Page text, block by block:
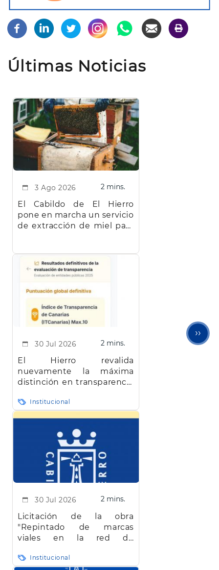
Últimas Noticias
3 Ago 2026 2 mins.
El Cabildo de El Hierro
pone en marcha un servicio
de extracción de miel para
30 Jul 2026 2 mins.
El Hierro revalida
nuevamente la máxima
distinción en transparencia
Institucional
30 Jul 2026 2 mins.
Licitación de la obra
"Repintado de marcas
viales en la red de
Hierro"
Institucional
››